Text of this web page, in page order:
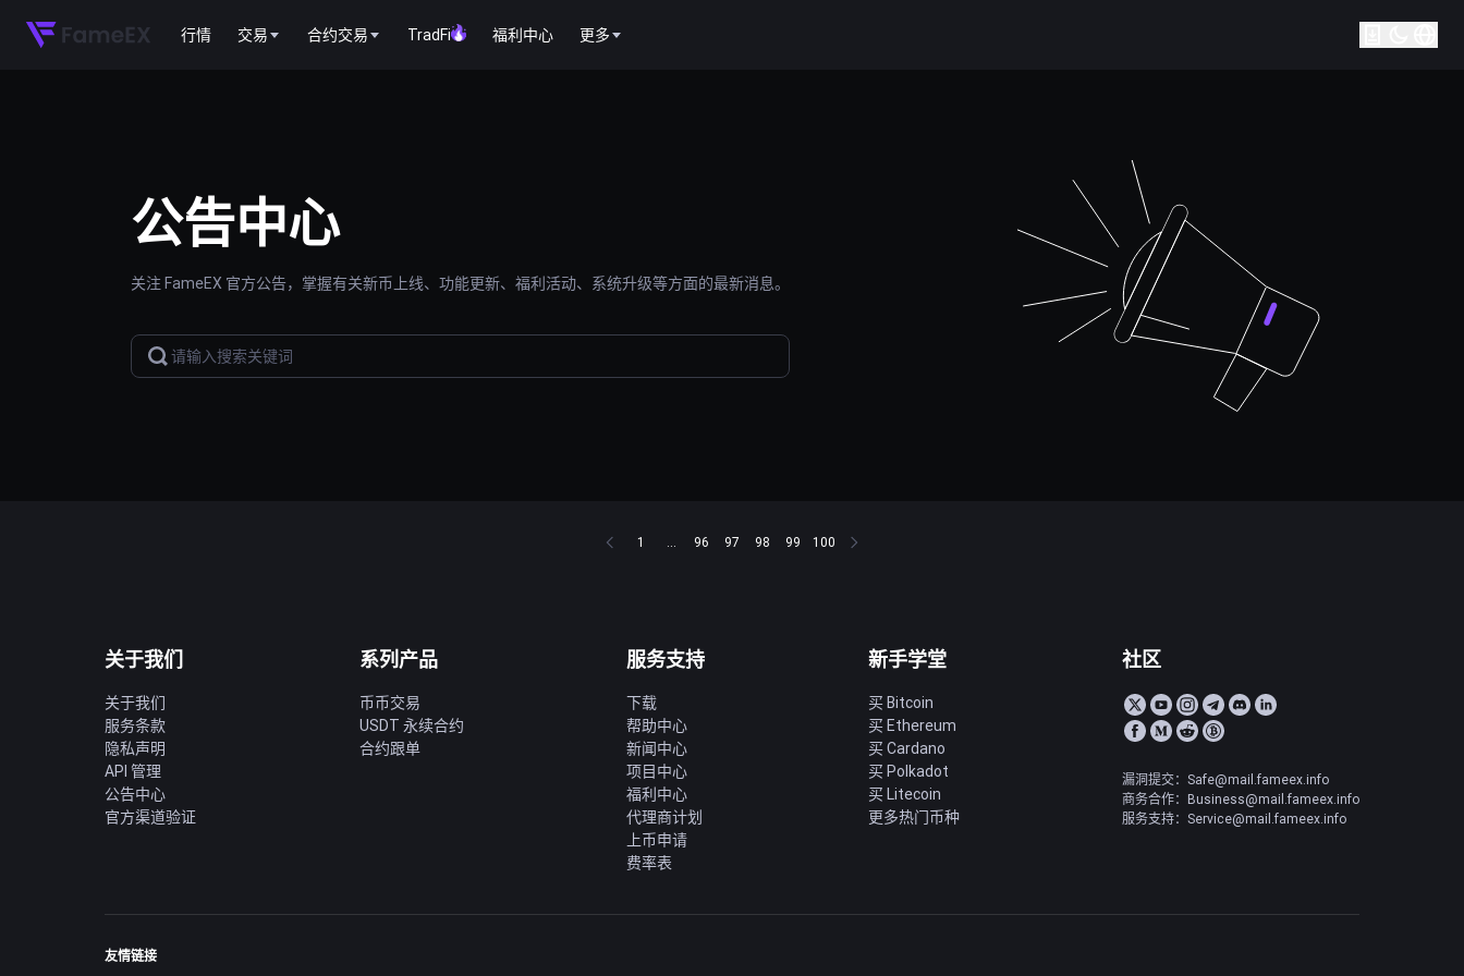
行情 交易 合约交易 TradFi 福利中心 更多
公告中心
关注 FameEX 官方公告，掌握有关新币上线、功能更新、福利活动、系统升级等方面的最新消息。
1 ... 96 97 98 99 100
关于我们
关于我们
服务条款
隐私声明
API 管理
公告中心
官方渠道验证
系列产品
币币交易
USDT 永续合约
合约跟单
服务支持
下载
帮助中心
新闻中心
项目中心
福利中心
代理商计划
上币申请
费率表
新手学堂
买 Bitcoin
买 Ethereum
买 Cardano
买 Polkadot
买 Litecoin
更多热门币种
社区
漏洞提交：Safe@mail.fameex.info
商务合作：Business@mail.fameex.info
服务支持：Service@mail.fameex.info
友情链接